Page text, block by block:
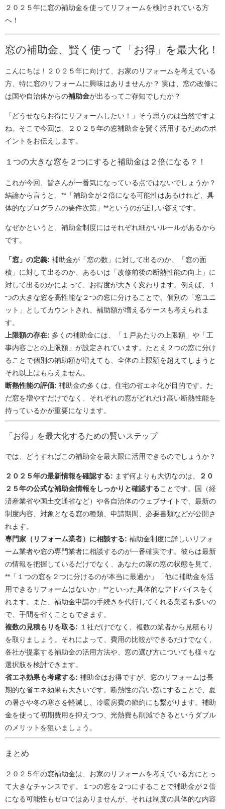
２０２５年に窓の補助金を使ってリフォームを検討されている方
へ！
窓の補助金、賢く使って「お得」を最大化！
こんにちは！２０２５年に向けて、お家のリフォームを考えている
方、特に窓のリフォームに興味はありませんか？ 実は、窓の改修に
は国や自治体からの補助金が出るってご存知でしたか？
「どうせならお得にリフォームしたい！」そう思うのは当然ですよ
ね。そこで今回は、２０２５年の窓補助金を賢く活用するためのポ
イントをお伝えします。
１つの大きな窓を２つにすると補助金は２倍になる？！
これが今回、皆さんが一番気になっている点ではないでしょうか？
結論から言うと、**「補助金が２倍になる可能性はあるけれど、具
体的なプログラムの要件次第」**というのが正しい答えです。
なぜかというと、補助金制度にはそれぞれ細かいルールがあるから
です。
「窓」の定義: 補助金が「窓の数」に対して出るのか、「窓の面
積」に対して出るのか、あるいは「改修前後の断熱性能の向上」に
対して出るのかによって、お得度が大きく変わります。例えば、１
つの大きな窓を高性能な２つの窓に分けることで、個別の「窓ユニ
ット」としてカウントされ、補助額が増えるケースも考えられま
す。
上限額の存在: 多くの補助金には、「１戸あたりの上限額」や「工
事内容ごとの上限額」が設定されています。たとえ２つの窓に分け
ることで個別の補助額が増えても、全体の上限額を超えてしまうと
それ以上はもらえません。
断熱性能の評価: 補助金の多くは、住宅の省エネ化が目的です。た
だ窓を増やすだけでなく、それぞれの窓がどれだけ高い断熱性能を
持っているかが重要になります。
「お得」を最大化するための賢いステップ
では、どうすればこの補助金を最大限に活用できるのでしょうか？
２０２５年の最新情報を確認する: まず何よりも大切なのは、
２０
２５年の公式な補助金情報をしっかりと確認することです。国（経
済産業省や国土交通省など）や各自治体のウェブサイトで、最新の
制度内容、対象となる窓の種類、申請期間、必要書類などが公開さ
れます。
専門家（リフォーム業者）に相談する: 補助金制度に詳しいリフォ
ーム業者や窓の専門業者に相談するのが一番確実です。彼らは最新
の情報を把握しているだけでなく、あなたの家の窓の状態を見て、
**「１つの窓を２つに分けるのが本当に最適か」「他に補助金を活
用できるリフォームはないか」**といった具体的なアドバイスをく
れます。また、補助金申請の手続きを代行してくれる業者も多いの
で、手間を省くこともできます。
複数の見積もりを取る: １社だけでなく、複数の業者から見積もり
を取りましょう。それによって、費用の比較ができるだけでなく、
各社が提案する補助金の活用方法や、窓の選び方についても様々な
選択肢を検討できます。
省エネ効果も考慮する: 補助金はお得ですが、窓のリフォームは長
期的な省エネ効果も大きいです。断熱性の高い窓にすることで、夏
の暑さや冬の寒さを軽減し、冷暖房費の節約にも繋がります。補助
金を使って初期費用を抑えつつ、光熱費も削減できるというダブル
のメリットを狙いましょう。
まとめ
２０２５年の窓補助金は、お家のリフォームを考えている方にとっ
て大きなチャンスです。１つの窓を２つにすることで補助金が２倍
になる可能性もゼロではありませんが、それは制度の具体的な内容